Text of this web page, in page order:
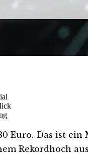
Euro. Das ist
Rekordhoch